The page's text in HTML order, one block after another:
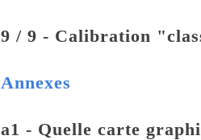
9 / 9 - Calibration
Annexes
a1 - Quelle carte